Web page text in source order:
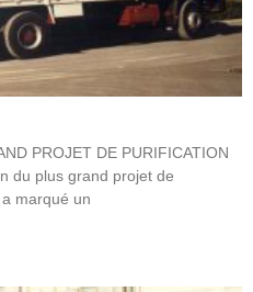
PROJET DE PURIFICATION
du plus grand projet de
marqué un